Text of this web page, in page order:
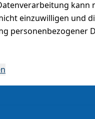
einzuwilligen und
personenbezogener
**